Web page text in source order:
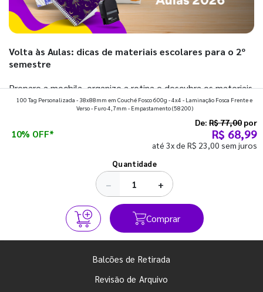
Volta às Aulas: dicas de materiais escolares para o 2º
semestre
Prepare a mochila, organize a rotina e descubra os materiais
que fazem toda diferença para começar o segundo
100 Tag Personalizada - 38x88mm em Couché Fosco 600g - 4x4 - Laminação Fosca Frente e
Verso - Furo 4,7mm - Empastamento(58200)
10% OFF*
De: R$ 77,00 por
R$ 68,99
até 3x de R$ 23,00 sem juros
Quantidade
− +
Comprar
Balcões de Retirada
Revisão de Arquivo